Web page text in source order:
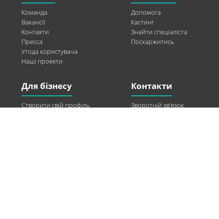
Команда
Вакансії
Контакти
Пресса
Угода користувача
Наші проекти
Допомога
Кастинг
Знайти спеціаліста
Поскаржитись
Для бізнесу
Створити свій профіль
Контакти
Зворотній зв’язок